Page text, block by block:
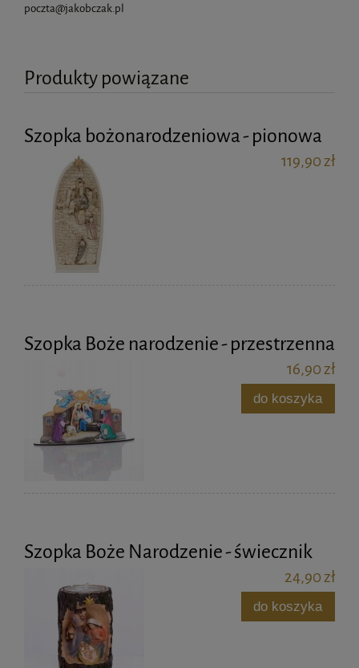
poczta@jakobczak.pl
Produkty powiązane
Szopka bożonarodzeniowa - pionowa
119,90 zł
Szopka Boże narodzenie - przestrzenna
16,90 zł
do koszyka
Szopka Boże Narodzenie - świecznik
24,90 zł
do koszyka